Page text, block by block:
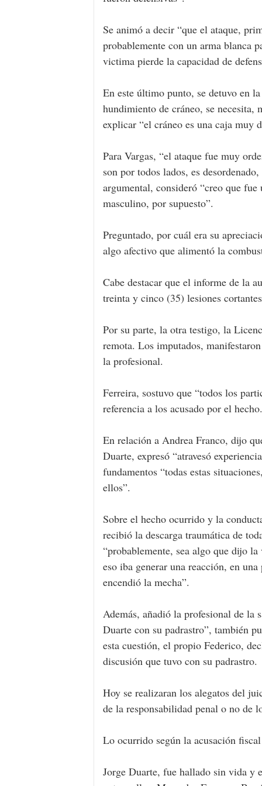
Se animó a decir “que el ataque,
probablemente con un arma blanca
victima pierde la capacidad de
En este último punto, se detuvo en
hundimiento de cráneo, se
explicar “el cráneo es una caja muy
Para Vargas, “el ataque fue muy
son por todos lados, es
argumental, consideró “creo que
masculino, por supuesto”.
Preguntado, por cuál era su
algo afectivo que alimentó la
Cabe destacar que el informe de la
treinta y cinco (35) lesiones
Por su parte, la otra testigo, la
remota. Los imputados,
la profesional.
Ferreira, sostuvo que “todos los
referencia a los acusado por el hecho.
En relación a Andrea Franco, dijo
Duarte, expresó “atravesó
fundamentos “todas estas
ellos”.
Sobre el hecho ocurrido y la
recibió la descarga traumática de
“probablemente, sea algo que dijo
eso iba generar una reacción, en
encendió la mecha”.
Además, añadió la profesional de la
Duarte con su padrastro”, también
esta cuestión, el propio Federico,
discusión que tuvo con su padrastro.
Hoy se realizaran los alegatos del
de la responsabilidad penal o no de
Lo ocurrido según la acusación fiscal
Jorge Duarte, fue hallado sin vida y